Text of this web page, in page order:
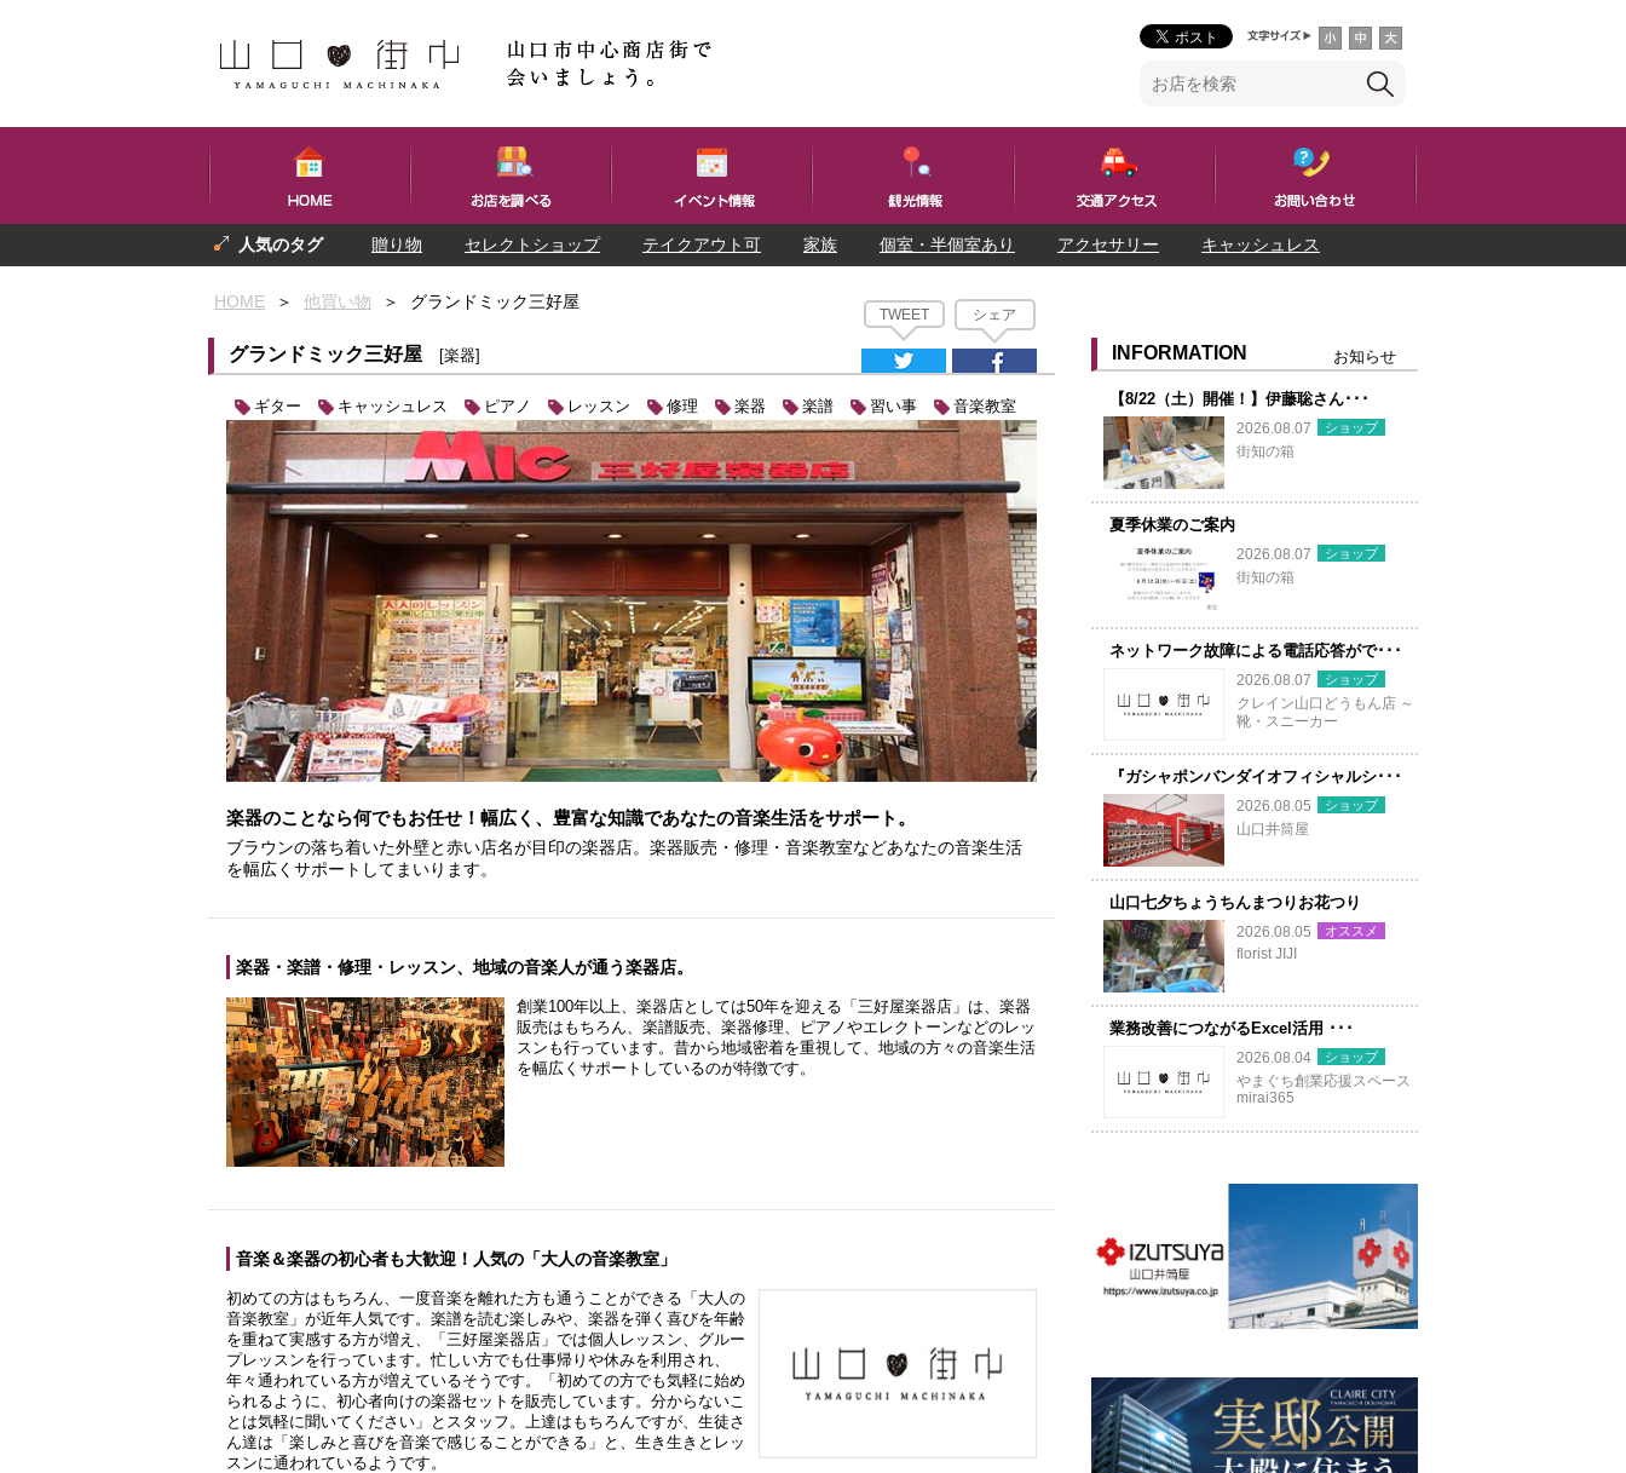
贈り物 セレクトショップ テイクアウト可 家族 個室・半個室あり アクセサリー キャッシュレス
HOME ＞ 他買い物 ＞ グランドミック三好屋
INFORMATION お知らせ
【8/22（土）開催！】伊藤聡さん･･･
2026.08.07
ショップ
街知の箱
夏季休業のご案内
2026.08.07
ショップ
街知の箱
ネットワーク故障による電話応答がで･･･
2026.08.07
ショップ
クレイン山口どうもん店 ～
靴・スニーカー
『ガシャポンバンダイオフィシャルシ･･･
2026.08.05
ショップ
山口井筒屋
山口七夕ちょうちんまつりお花つり
2026.08.05
オススメ
florist JIJI
業務改善につながるExcel活用 ･･･
2026.08.04
ショップ
やまぐち創業応援スペース
mirai365
グランドミック三好屋 [楽器]
TWEET シェア
ギター キャッシュレス ピアノ レッスン 修理 楽器 楽譜 習い事 音楽教室
楽器のことなら何でもお任せ！幅広く、豊富な知識であなたの音楽生活をサポート。
ブラウンの落ち着いた外壁と赤い店名が目印の楽器店。楽器販売・修理・音楽教室などあなたの音楽生活
を幅広くサポートしてまいります。
楽器・楽譜・修理・レッスン、地域の音楽人が通う楽器店。
創業100年以上、楽器店としては50年を迎える「三好屋楽器店」は、楽器
販売はもちろん、楽譜販売、楽器修理、ピアノやエレクトーンなどのレッ
スンも行っています。昔から地域密着を重視して、地域の方々の音楽生活
を幅広くサポートしているのが特徴です。
音楽＆楽器の初心者も大歓迎！人気の「大人の音楽教室」
初めての方はもちろん、一度音楽を離れた方も通うことができる「大人の
音楽教室」が近年人気です。楽譜を読む楽しみや、楽器を弾く喜びを年齢
を重ねて実感する方が増え、「三好屋楽器店」では個人レッスン、グルー
プレッスンを行っています。忙しい方でも仕事帰りや休みを利用され、
年々通われている方が増えているそうです。「初めての方でも気軽に始め
られるように、初心者向けの楽器セットを販売しています。分からないこ
とは気軽に聞いてください」とスタッフ。上達はもちろんですが、生徒さ
ん達は「楽しみと喜びを音楽で感じることができる」と、生き生きとレッ
スンに通われているようです。